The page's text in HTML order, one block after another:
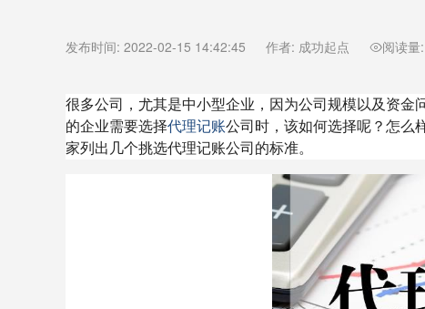
发布时间: 2022-02-15 14:42:45 作者: 成功起点 阅读量:
很多公司，尤其是中小型企业，因为公司规模以及资
的企业需要选择代理记账公司时，该如何选择呢？怎么
家列出几个挑选代理记账公司的标准。